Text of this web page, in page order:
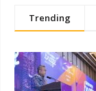
Trending